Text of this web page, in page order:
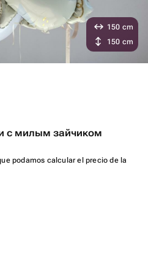
с милым зайчиком
podamos calcular el precio de la
150 cm
150 cm